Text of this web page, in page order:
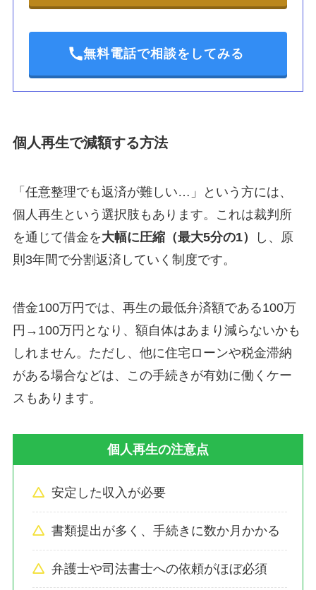
無料電話で相談をしてみる
個人再生で減額する方法
「任意整理でも返済が難しい…」という方には、
個人再生という選択肢もあります。これは裁判所
を通じて借金を大幅に圧縮（最大5分の1）
し、原
則3年間で分割返済していく制度です。
借金100万円では、再生の最低弁済額である100万
円→100万円となり、額自体はあまり減らないかも
しれません。ただし、他に住宅ローンや税金滞納
がある場合などは、この手続きが有効に働くケー
スもあります。
個人再生の注意点
安定した収入が必要
書類提出が多く、手続きに数か月かかる
弁護士や司法書士への依頼がほぼ必須